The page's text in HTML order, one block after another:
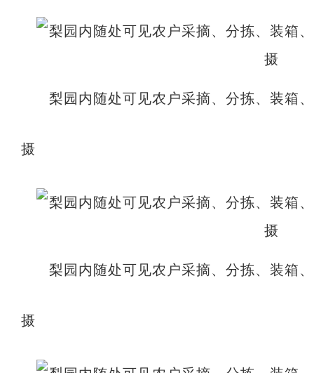
梨园内随处可见农户采摘、分拣、装箱
摄
梨园内随处可见农户采摘、分拣、装箱
摄